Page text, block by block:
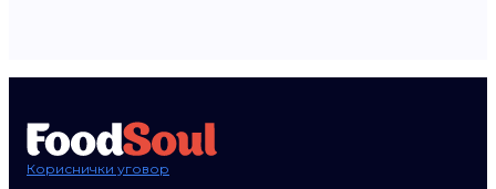
Кориснички уговор